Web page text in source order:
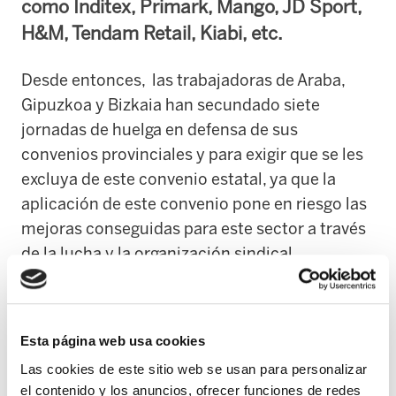
Esta página web usa cookies
Las cookies de este sitio web se usan para personalizar
el contenido y los anuncios, ofrecer funciones de redes
como Inditex, Primark, Mango, JD Sport,
H&M, Tendam Retail, Kiabi, etc.
Desde entonces, las trabajadoras de Araba,
Gipuzkoa y Bizkaia han secundado siete
jornadas de huelga en defensa de sus
convenios provinciales y para exigir que se les
excluya de este convenio estatal, ya que la
aplicación de este convenio pone en riesgo las
mejoras conseguidas para este sector a través
de la lucha y la organización sindical.
Antes del verano, ELA tuvo contactos con la
dar respuesta a la petición sindical para dejar a
las trabajadoras de la CAPV fuera de este